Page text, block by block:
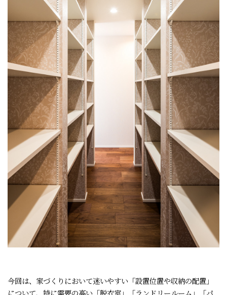
今回は、家づくりにおいて迷いやすい「設置位置や収納の配置」
について、特に需要の高い「脱衣室」「ランドリールーム」「パ